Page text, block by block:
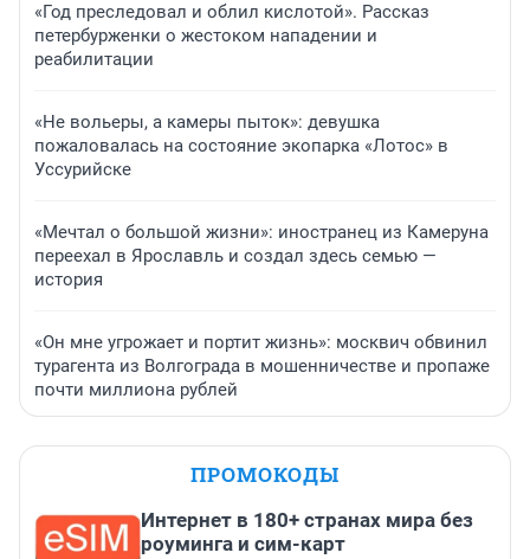
«Год преследовал и облил кислотой». Рассказ
петербурженки о жестоком нападении и
реабилитации
«Не вольеры, а камеры пыток»: девушка
пожаловалась на состояние экопарка «Лотос» в
Уссурийске
«Мечтал о большой жизни»: иностранец из Камеруна
переехал в Ярославль и создал здесь семью —
история
«Он мне угрожает и портит жизнь»: москвич обвинил
турагента из Волгограда в мошенничестве и пропаже
почти миллиона рублей
ПРОМОКОДЫ
Интернет в 180+ странах мира без
роуминга и сим-карт